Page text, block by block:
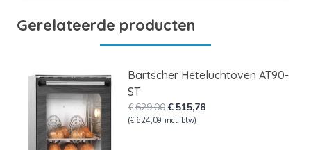
Gerelateerde producten
Bartscher Heteluchtoven AT90-
ST
€629,00Oorspronkelijke
prijs
€ 515,78Huidige
(€ 624,09 incl. btw)